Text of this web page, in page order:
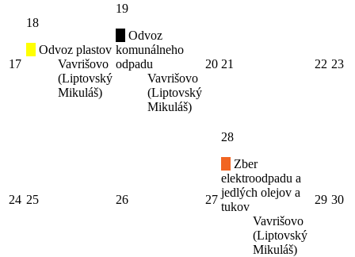
17
18
Odvoz plastov
Vavrišovo
(Liptovský
Mikuláš)
19
Odvoz
komunálneho
odpadu
Vavrišovo
(Liptovský
Mikuláš)
20 21 22 23
24 25 26 27
28
Zber
elektroodpadu a
jedlých olejov a
tukov
Vavrišovo
(Liptovský
Mikuláš)
29 30